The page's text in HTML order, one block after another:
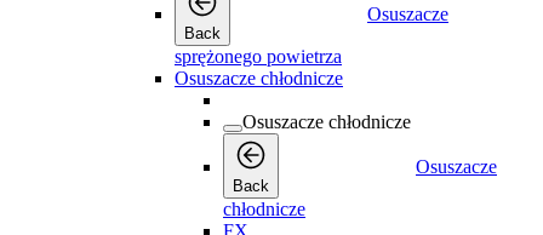
Back
Osuszacze
sprężonego powietrza
Osuszacze chłodnicze
Osuszacze chłodnicze
Back
Osuszacze
chłodnicze
FX